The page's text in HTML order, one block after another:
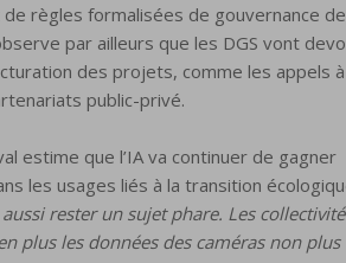
de règles formalisées de gouvernance de
par ailleurs que les DGS vont
des projets, comme les appels à
public-privé.
estime que l’IA va continuer de gagner
les usages liés à la transition
rester un sujet phare. Les
plus les données des caméras non plus